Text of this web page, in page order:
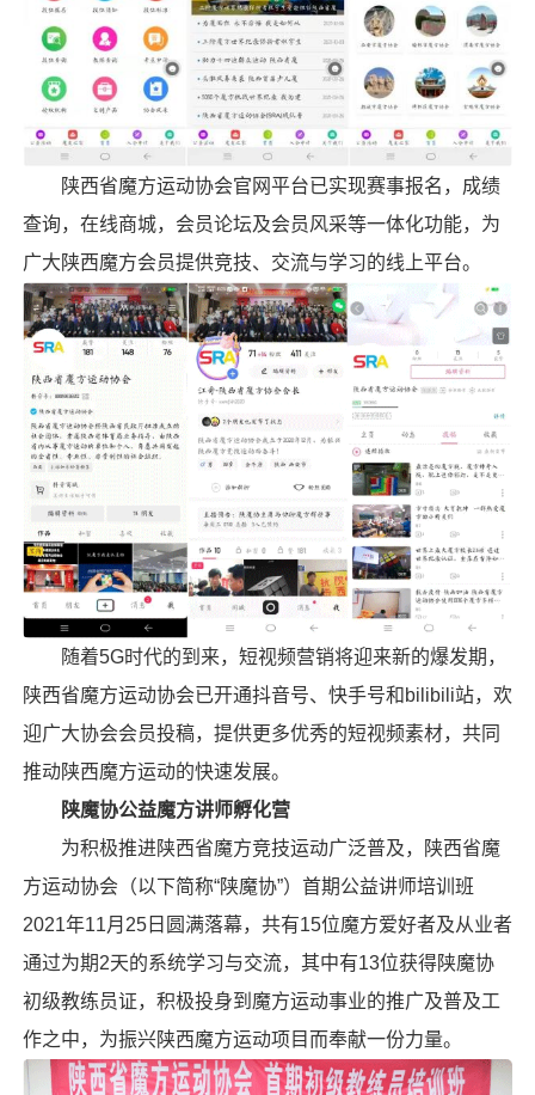
陕西省魔方运动协会官网平台已实现赛事报名，成绩
查询，在线商城，会员论坛及会员风采等一体化功能，为
广大陕西魔方会员提供竞技、交流与学习的线上平台。
随着5G时代的到来，短视频营销将迎来新的爆发期，
陕西省魔方运动协会已开通抖音号、快手号和bilibili站，欢
迎广大协会会员投稿，提供更多优秀的短视频素材，共同
推动陕西魔方运动的快速发展。
陕魔协公益魔方讲师孵化营
为积极推进陕西省魔方竞技运动广泛普及，陕西省魔
方运动协会（以下简称“陕魔协”）首期公益讲师培训班
2021年11月25日圆满落幕，共有15位魔方爱好者及从业者
通过为期2天的系统学习与交流，其中有13位获得陕魔协
初级教练员证，积极投身到魔方运动事业的推广及普及工
作之中，为振兴陕西魔方运动项目而奉献一份力量。